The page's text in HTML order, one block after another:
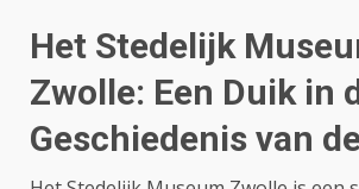
Het Stedelijk
Zwolle: Een Duik in
Geschiedenis van